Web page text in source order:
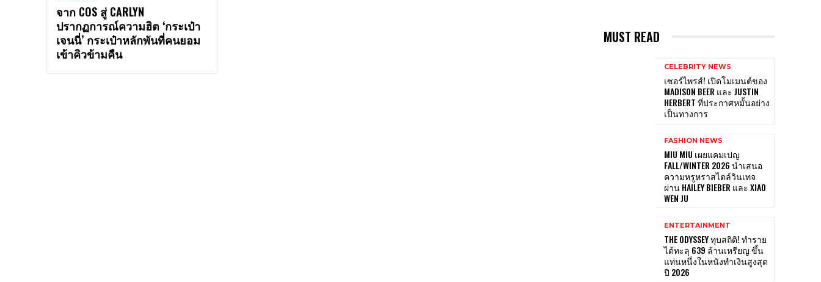
จาก COS สู่ CARLYN
ปรากฏการณ์ความฮิต ‘กระเป๋า
เจนนี่’ กระเป๋าหลักพันที่คนยอม
เข้าคิวข้ามคืน
MUST READ
CELEBRITY NEWS
เซอร์ไพรส์! เปิดโมเมนต์ของ
MADISON BEER และ JUSTIN
HERBERT ที่ประกาศหมั้นอย่าง
เป็นทางการ
FASHION NEWS
MIU MIU เผยแคมเปญ
FALL/WINTER 2026 นำเสนอ
ความหรูหราสไตล์วินเทจ
ผ่าน HAILEY BIEBER และ XIAO
WEN JU
ENTERTAINMENT
THE ODYSSEY ทุบสถิติ! ทำราย
ได้ทะลุ 639 ล้านเหรียญ ขึ้น
แท่นหนึ่งในหนังทำเงินสูงสุด
ปี 2026